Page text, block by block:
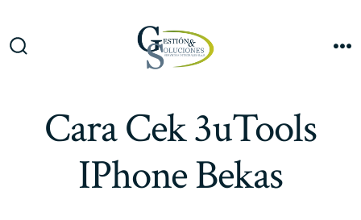
Cara Cek 3uTools
IPhone Bekas